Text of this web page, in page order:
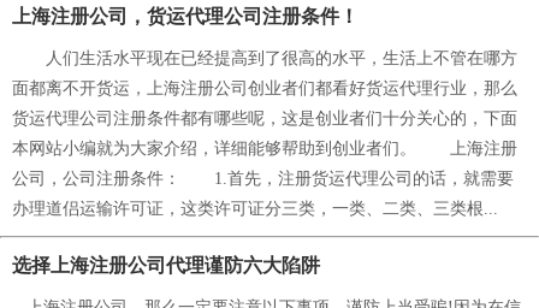
上海注册公司，货运代理公司注册条件！
人们生活水平现在已经提高到了很高的水平，生活上不管在哪方
面都离不开货运，上海注册公司创业者们都看好货运代理行业，那么
货运代理公司注册条件都有哪些呢，这是创业者们十分关心的，下面
本网站小编就为大家介绍，详细能够帮助到创业者们。 上海注册
公司，公司注册条件： 1.首先，注册货运代理公司的话，就需要
办理道侣运输许可证，这类许可证分三类，一类、二类、三类根...
选择上海注册公司代理谨防六大陷阱